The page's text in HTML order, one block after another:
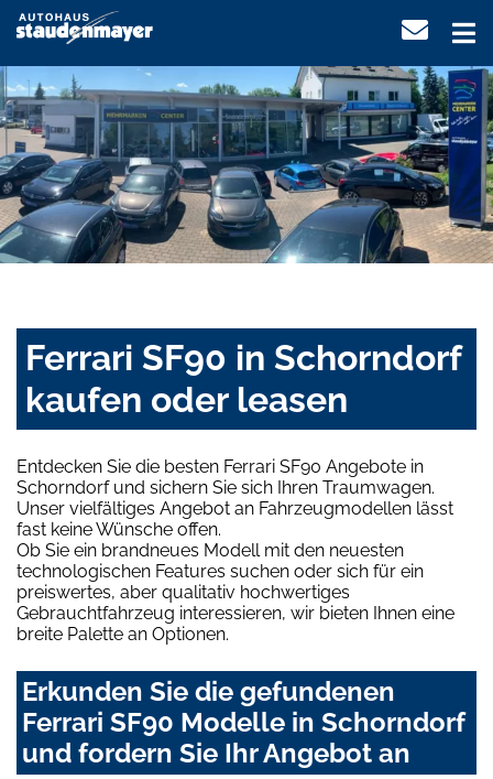
Ferrari SF90 in Schorndorf
kaufen oder leasen
Entdecken Sie die besten Ferrari SF90 Angebote in
Schorndorf und sichern Sie sich Ihren Traumwagen.
Unser vielfältiges Angebot an Fahrzeugmodellen lässt
fast keine Wünsche offen.
Ob Sie ein brandneues Modell mit den neuesten
technologischen Features suchen oder sich für ein
preiswertes, aber qualitativ hochwertiges
Gebrauchtfahrzeug interessieren, wir bieten Ihnen eine
breite Palette an Optionen.
Erkunden Sie die gefundenen
Ferrari SF90 Modelle in Schorndorf
und fordern Sie Ihr Angebot an